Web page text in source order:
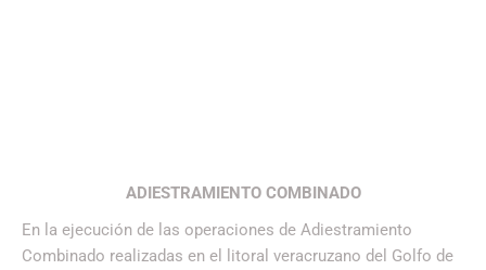
ADIESTRAMIENTO COMBINADO
En la ejecución de las operaciones de Adiestramiento
Combinado realizadas en el litoral veracruzano del Golfo de